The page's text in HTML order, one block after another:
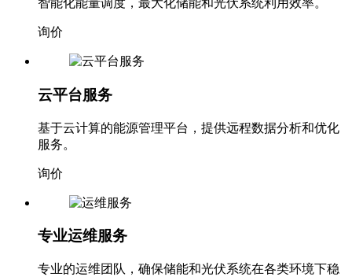
智能化能量调度，最大化储能和光伏系统利用效率。
询价
云平台服务
基于云计算的能源管理平台，提供远程数据分析和优化
服务。
询价
专业运维服务
专业的运维团队，确保储能和光伏系统在各类环境下稳